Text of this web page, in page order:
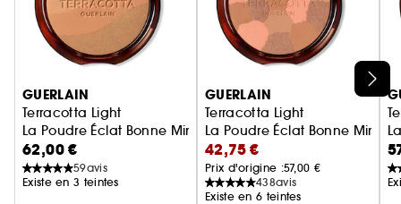
¹Source : NPD EURO5 - FY 2025
GUERLAIN
Terracotta Light
La Poudre Éclat Bonne Mine Naturelle Édition Limitée
62,00 €
59avis
Existe en 3 teintes
GUERLAIN
Terracotta Light
La Poudre Éclat Bonne Mine
42,75 €
Prix d'origine :57,00 €
438avis
Existe en 6 teintes